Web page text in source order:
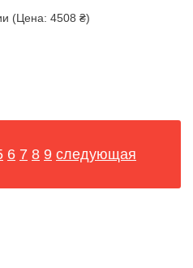
(Цена: 4508 ₴)
6 7 8 9 следующая